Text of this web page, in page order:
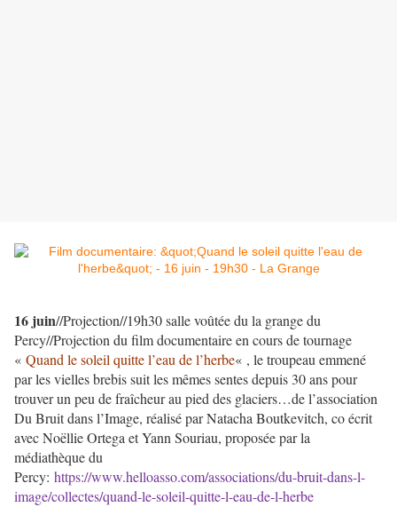
16 juin//Projection//19h30 salle voûtée du la grange du
Percy//Projection du film documentaire en cours de tournage
« Quand le soleil quitte l’eau de l’herbe« , le troupeau emmené
par les vielles brebis suit les mêmes sentes depuis 30 ans pour
trouver un peu de fraîcheur au pied des glaciers…de l’association
Du Bruit dans l’Image, réalisé par Natacha Boutkevitch, co écrit
avec Noëllie Ortega et Yann Souriau, proposée par la
médiathèque du
Percy: https://www.helloasso.com/associations/du-bruit-dans-l-
image/collectes/quand-le-soleil-quitte-l-eau-de-l-herbe